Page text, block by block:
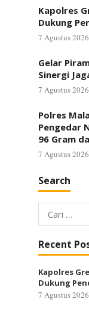
Kapolres
Dukung
7 Agustus 2026
Gelar
Sinergi
7 Agustus 2026
Polres
Pengedar
96 Gram
7 Agustus 2026
Search
Cari
untuk:
Recent
Kapolres
Dukung
7 Agustus 2026